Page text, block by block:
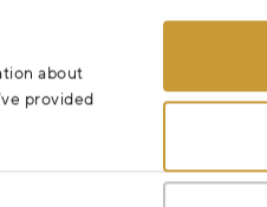
about
provided